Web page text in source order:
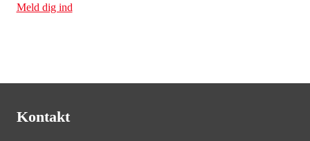
Meld dig ind
Kontakt